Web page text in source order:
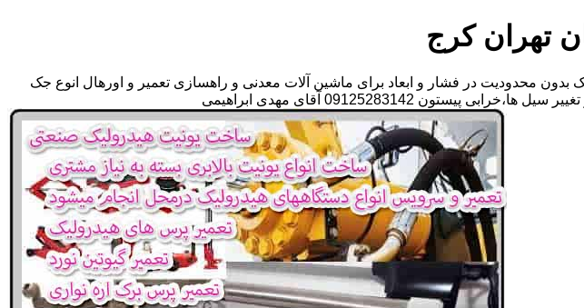
تهران کرج
بدون محدودیت در فشار و ابعاد برای ماشین آلات معدنی و راهسازی تعمیر و اورهال انوع جک
09125283142 آقای مهدی ابراهیمی